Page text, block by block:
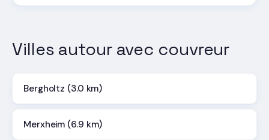
Villes autour avec couvreur
Bergholtz (3.0 km)
Merxheim (6.9 km)